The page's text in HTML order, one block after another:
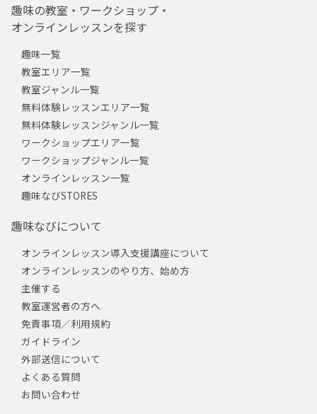
趣味の教室・ワークショップ・
オンラインレッスンを探す
趣味一覧
教室エリア一覧
教室ジャンル一覧
無料体験レッスンエリア一覧
無料体験レッスンジャンル一覧
ワークショップエリア一覧
ワークショップジャンル一覧
オンラインレッスン一覧
趣味なびSTORES
趣味なびについて
オンラインレッスン導入支援講座について
オンラインレッスンのやり方、始め方
主催する
教室運営者の方へ
免責事項／利用規約
ガイドライン
外部送信について
よくある質問
お問い合わせ